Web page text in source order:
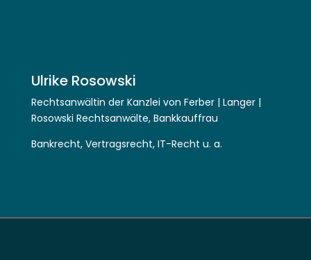
Ulrike Rosowski
Rechtsanwältin der Kanzlei von Ferber | Langer |
Rosowski Rechtsanwälte, Bankkauffrau
Bankrecht, Vertragsrecht, IT-Recht u. a.